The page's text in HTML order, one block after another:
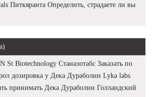
Питкяранта Определить, страдаете ли вы
Biotechnology Станазотабс Заказать по
дозировка у Дека Дураболин Lyka labs
принимать Дека Дураболин Голландский